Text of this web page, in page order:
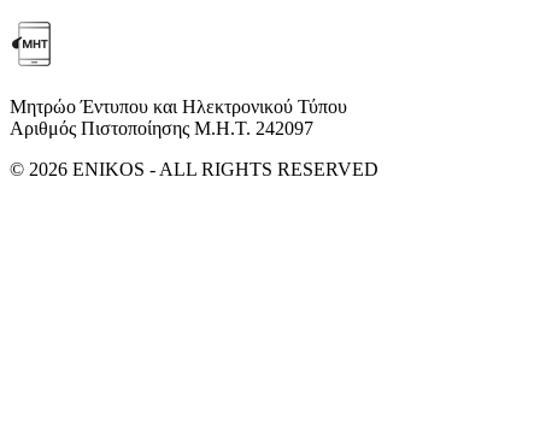
Μητρώο Έντυπου και Ηλεκτρονικού Τύπου
Αριθμός Πιστοποίησης Μ.Η.Τ. 242097
© 2026 ENIKOS - ALL RIGHTS RESERVED